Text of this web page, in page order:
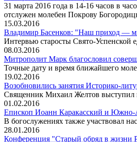
31 марта 2016 года в 14-16 часов в
отслужен молебен Покрову
15.03.2016
Владимир Басенков: "Наш приход —
Интервью старосты Свято-Успенской
08.03.2016
Митрополит Марк благословил
Точные дату и время ближайшего
19.02.2016
Возобновились занятия Историко-
Cвященник Михаил Желтов выступил
01.02.2016
Епископ Иоанн Каракасский и Южно-
В богослужениях также участвовал
28.01.2016
Конференция "Старый обряд в жизни